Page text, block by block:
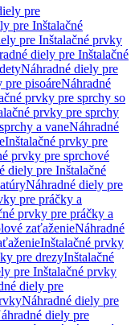
pre
pre Inštalačné
pre Inštalačné prvky
diely pre Inštalačné
Náhradné diely pre
pre pisoáreNáhradné
prvky pre sprchy so
prvky pre sprchy
a vaneNáhradné
Inštalačné prvky pre
prvky pre sprchové
diely pre Inštalačné
Náhradné diely pre
pre práčky a
prvky pre práčky a
zaťaženieNáhradné
Inštalačné prvky
pre drezyInštalačné
pre Inštalačné prvky
diely pre
Náhradné diely pre
diely pre